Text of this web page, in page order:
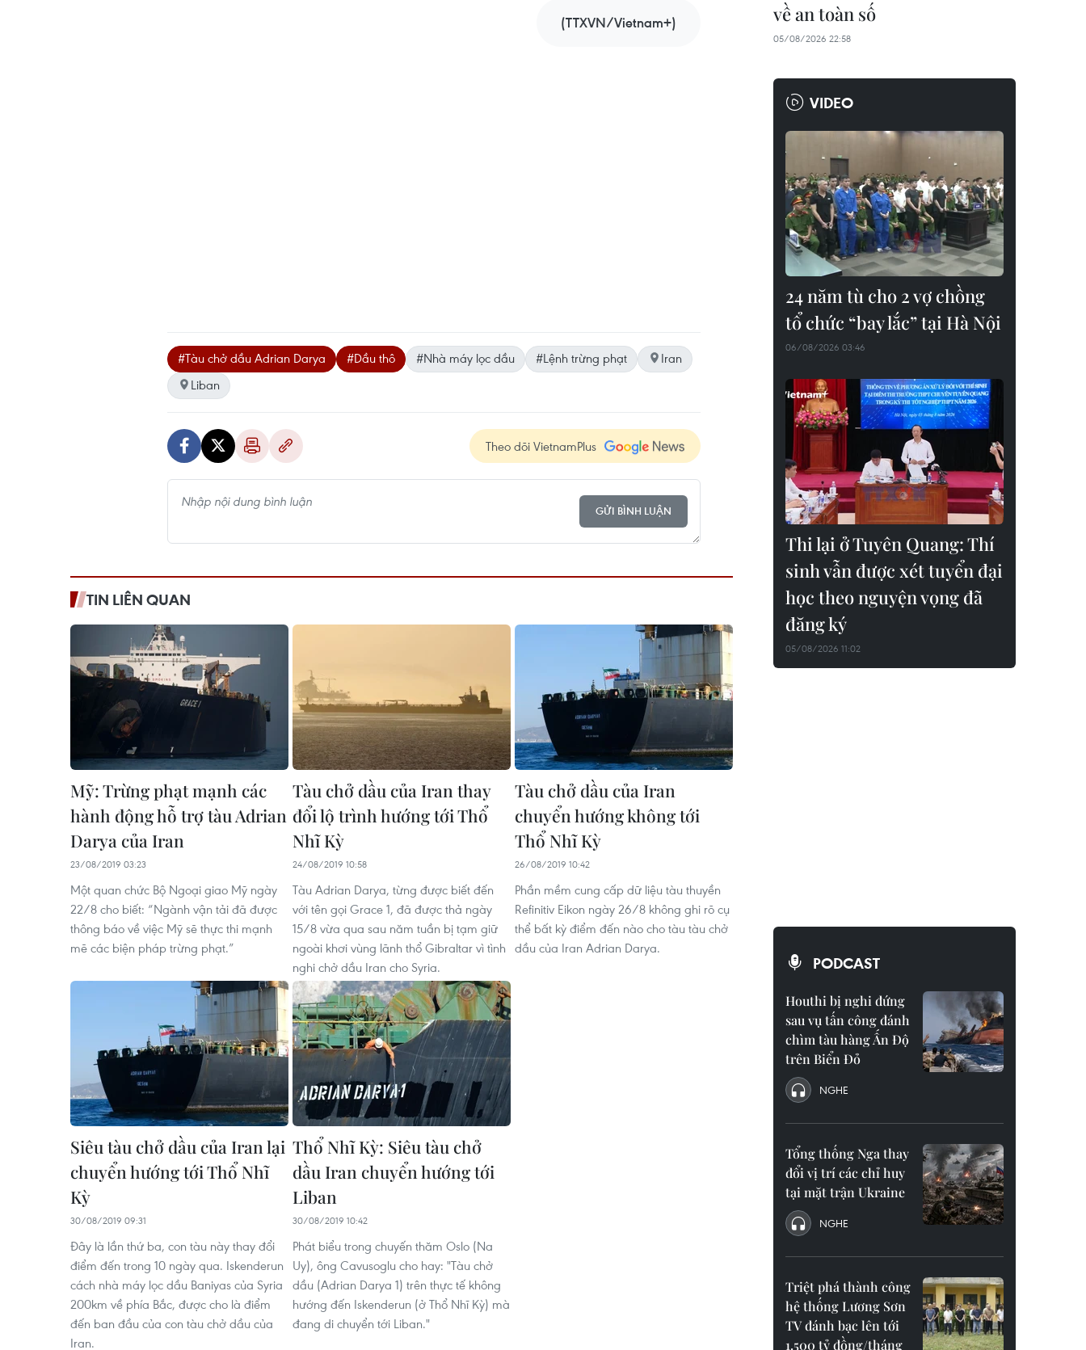
(TTXVN/Vietnam+)
#Tàu chở dầu Adrian Darya #Dầu thô #Nhà máy lọc dầu #Lệnh trừng phạt
Iran
Liban
Theo dõi VietnamPlus
GỬI BÌNH LUẬN
TIN LIÊN QUAN
Mỹ: Trừng phạt mạnh các
hành động hỗ trợ tàu Adrian
Darya của Iran
23/08/2019 03:23
Một quan chức Bộ Ngoại giao Mỹ ngày
22/8 cho biết: “Ngành vận tải đã được
thông báo về việc Mỹ sẽ thực thi mạnh
mẽ các biện pháp trừng phạt.”
Tàu chở dầu của Iran thay
đổi lộ trình hướng tới Thổ
Nhĩ Kỳ
24/08/2019 10:58
Tàu Adrian Darya, từng được biết đến
với tên gọi Grace 1, đã được thả ngày
15/8 vừa qua sau năm tuần bị tạm giữ
ngoài khơi vùng lãnh thổ Gibraltar vì tình
nghi chở dầu Iran cho Syria.
Tàu chở dầu của Iran
chuyển hướng không tới
Thổ Nhĩ Kỳ
26/08/2019 10:42
Phần mềm cung cấp dữ liệu tàu thuyền
Refinitiv Eikon ngày 26/8 không ghi rõ cụ
thể bất kỳ điểm đến nào cho tàu tàu chở
dầu của Iran Adrian Darya.
Siêu tàu chở dầu của Iran lại
chuyển hướng tới Thổ Nhĩ
Kỳ
30/08/2019 09:31
Đây là lần thứ ba, con tàu này thay đổi
điểm đến trong 10 ngày qua. Iskenderun
cách nhà máy lọc dầu Baniyas của Syria
200km về phía Bắc, được cho là điểm
đến ban đầu của con tàu chở dầu của
Iran.
Thổ Nhĩ Kỳ: Siêu tàu chở
dầu Iran chuyển hướng tới
Liban
30/08/2019 10:42
Phát biểu trong chuyến thăm Oslo (Na
Uy), ông Cavusoglu cho hay: "Tàu chở
dầu (Adrian Darya 1) trên thực tế không
hướng đến Iskenderun (ở Thổ Nhĩ Kỳ) mà
đang di chuyển tới Liban."
về an toàn số
05/08/2026 22:58
VIDEO
24 năm tù cho 2 vợ chồng
tổ chức “bay lắc” tại Hà Nội
06/08/2026 03:46
Thi lại ở Tuyên Quang: Thí
sinh vẫn được xét tuyển đại
học theo nguyện vọng đã
đăng ký
05/08/2026 11:02
PODCAST
Houthi bị nghi đứng
sau vụ tấn công đánh
chìm tàu hàng Ấn Độ
trên Biển Đỏ
NGHE
Tổng thống Nga thay
đổi vị trí các chỉ huy
tại mặt trận Ukraine
NGHE
Triệt phá thành công
hệ thống Lương Sơn
TV đánh bạc lên tới
1.500 tỷ đồng/tháng